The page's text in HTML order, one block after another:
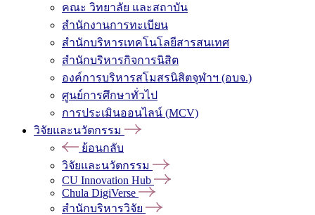
คณะ วิทยาลัย และสถาบัน
สำนักงานการทะเบียน
สำนักบริหารเทคโนโลยีสารสนเทศ
สำนักบริหารกิจการนิสิต
องค์การบริหารสโมสรนิสิตจุฬาฯ (อบจ.)
ศูนย์การศึกษาทั่วไป
การประเมินออนไลน์ (MCV)
วิจัยและนวัตกรรม
ย้อนกลับ
วิจัยและนวัตกรรม
CU Innovation Hub
Chula DigiVerse
สำนักบริหารวิจัย